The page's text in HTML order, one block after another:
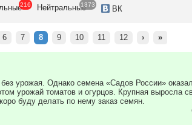
216 Нейтральные1373 ВК
6 7 8 9 10 11 12 › »
урожая. Однако семена «Садов России»
урожай томатов и огурцов. Крупная выросла
буду делать по нему заказ семян.